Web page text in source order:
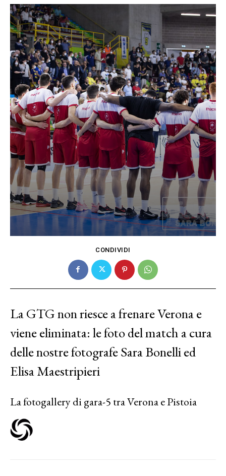
CONDIVIDI
La GTG non riesce a frenare Verona e
viene eliminata: le foto del match a cura
delle nostre fotografe Sara Bonelli ed
Elisa Maestripieri
La fotogallery di gara-5 tra Verona e Pistoia